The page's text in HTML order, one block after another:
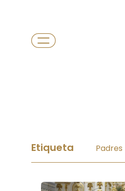
Etiqueta Padres